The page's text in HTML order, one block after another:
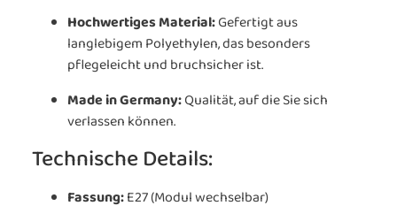
Hochwertiges Material:Gefertigt aus
langlebigem Polyethylen, das besonders
pflegeleicht und bruchsicher ist.
Made in Germany:Qualität, auf die Sie sich
verlassen können.
Technische Details:
Fassung:E27 (Modul wechselbar)